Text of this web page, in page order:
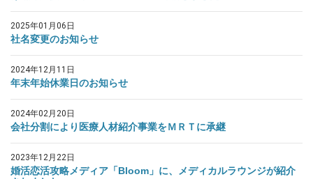
2025年01月06日
社名変更のお知らせ
2024年12月11日
年末年始休業日のお知らせ
2024年02月20日
会社分割により医療人材紹介事業をＭＲＴに承継
2023年12月22日
婚活恋活攻略メディア「Bloom」に、メディカルラウンジが紹介